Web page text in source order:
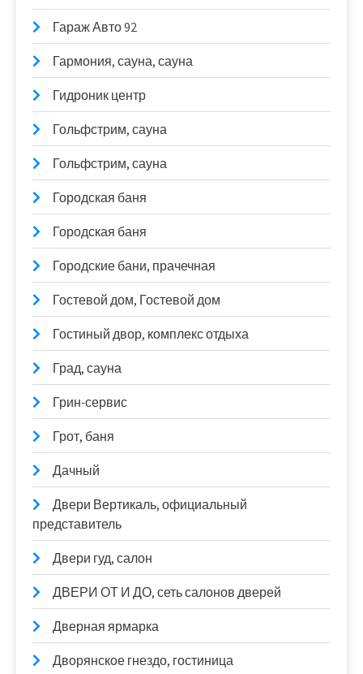
Гараж Авто 92
Гармония, сауна, сауна
Гидроник центр
Гольфстрим, сауна
Гольфстрим, сауна
Городская баня
Городская баня
Городские бани, прачечная
Гостевой дом, Гостевой дом
Гостиный двор, комплекс отдыха
Град, сауна
Грин-сервис
Грот, баня
Дачный
Двери Вертикаль, официальный
представитель
Двери гуд, салон
ДВЕРИ ОТ И ДО, сеть салонов дверей
Дверная ярмарка
Дворянское гнездо, гостиница